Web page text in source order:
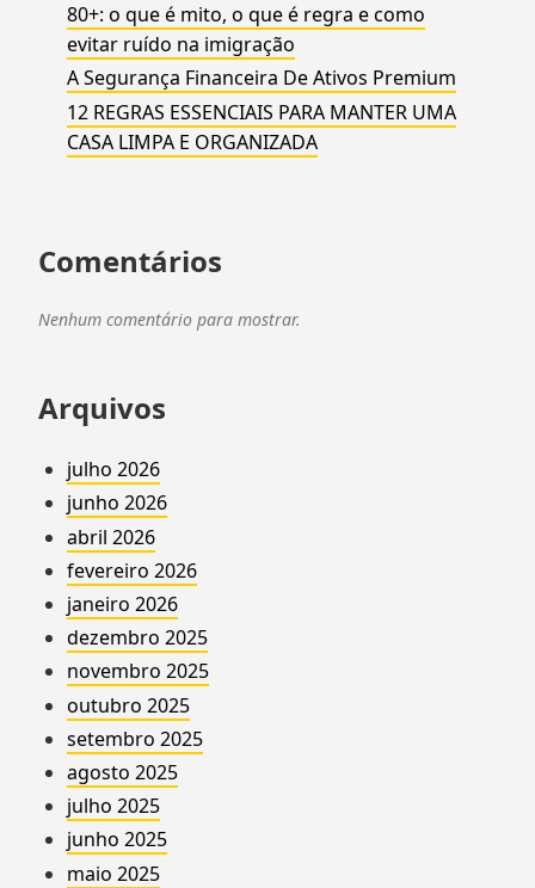
80+: o que é mito, o que é regra e como
evitar ruído na imigração
A Segurança Financeira De Ativos Premium
12 REGRAS ESSENCIAIS PARA MANTER UMA
CASA LIMPA E ORGANIZADA
Comentários
Nenhum comentário para mostrar.
Arquivos
julho 2026
junho 2026
abril 2026
fevereiro 2026
janeiro 2026
dezembro 2025
novembro 2025
outubro 2025
setembro 2025
agosto 2025
julho 2025
junho 2025
maio 2025